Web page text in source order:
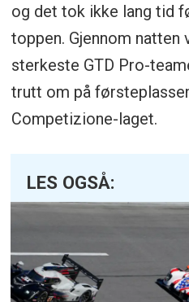
og det tok ikke lang tid
toppen. Gjennom natten
sterkeste GTD Pro-
trutt om på
Competizione-laget.
LES OGSÅ: